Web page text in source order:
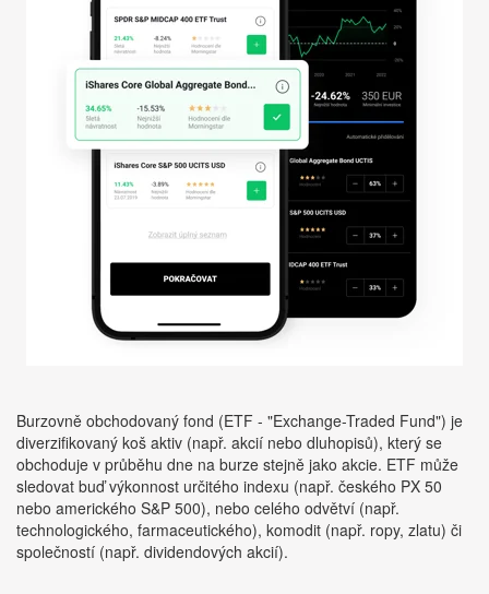
Burzovně obchodovaný fond (ETF - "Exchange-Traded Fund") je
diverzifikovaný koš aktiv (např. akcií nebo dluhopisů), který se
obchoduje v průběhu dne na burze stejně jako akcie. ETF může
sledovat buď výkonnost určitého indexu (např. českého PX 50
nebo amerického S&P 500), nebo celého odvětví (např.
technologického, farmaceutického), komodit (např. ropy, zlatu) či
společností (např. dividendových akcií).